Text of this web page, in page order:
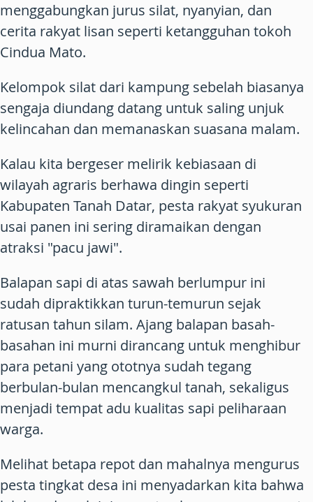
menggabungkan jurus silat, nyanyian, dan
cerita rakyat lisan seperti ketangguhan tokoh
Cindua Mato.
Kelompok silat dari kampung sebelah biasanya
sengaja diundang datang untuk saling unjuk
kelincahan dan memanaskan suasana malam.
Kalau kita bergeser melirik kebiasaan di
wilayah agraris berhawa dingin seperti
Kabupaten Tanah Datar, pesta rakyat syukuran
usai panen ini sering diramaikan dengan
atraksi "pacu jawi".
Balapan sapi di atas sawah berlumpur ini
sudah dipraktikkan turun-temurun sejak
ratusan tahun silam. Ajang balapan basah-
basahan ini murni dirancang untuk menghibur
para petani yang ototnya sudah tegang
berbulan-bulan mencangkul tanah, sekaligus
menjadi tempat adu kualitas sapi peliharaan
warga.
Melihat betapa repot dan mahalnya mengurus
pesta tingkat desa ini menyadarkan kita bahwa